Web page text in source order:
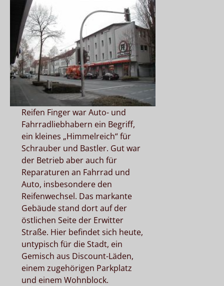
Reifen Finger war Auto- und
Fahrradliebhabern ein Begriff,
ein kleines „Himmelreich“ für
Schrauber und Bastler. Gut war
der Betrieb aber auch für
Reparaturen an Fahrrad und
Auto, insbesondere den
Reifenwechsel. Das markante
Gebäude stand dort auf der
östlichen Seite der Erwitter
Straße. Hier befindet sich heute,
untypisch für die Stadt, ein
Gemisch aus Discount-Läden,
einem zugehörigen Parkplatz
und einem Wohnblock.